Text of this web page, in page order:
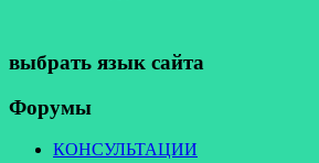
выбрать язык сайта
Форумы
КОНСУЛЬТАЦИИ